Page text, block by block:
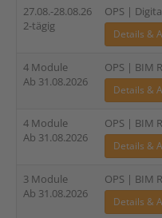
27.08.-28.08.26
2-tägig
OPS |
Details &
4 Module
Ab 31.08.2026
OPS | BIM
Details &
4 Module
Ab 31.08.2026
OPS | BIM
Details &
3 Module
Ab 31.08.2026
OPS | BIM
Details &